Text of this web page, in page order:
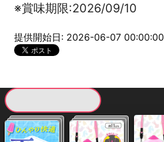
※賞味期限:2026/09/10
提供開始日: 2026-06-07 00:00:00